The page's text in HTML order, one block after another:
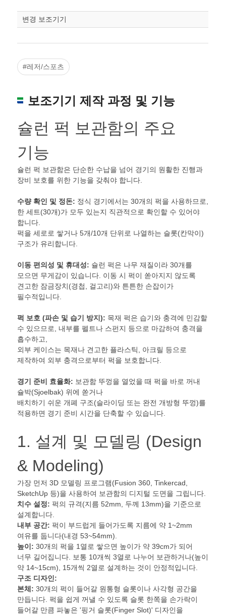
변경 보조기기
#레저/스포츠
보조기기 제작 과정 및 기능
슐런 퍽 보관함의 주요
기능
슐런 퍽 보관함은 단순한 수납을 넘어 경기의 원활한 진행과
장비 보호를 위한 기능을 갖춰야 합니다.
수량 확인 및 정돈: 정식 경기에서는 30개의 퍽을 사용하므로,
한 세트(30개)가 모두 있는지 직관적으로 확인할 수 있어야
합니다.
퍽을 세로로 쌓거나 5개/10개 단위로 나열하는 슬롯(칸막이)
구조가 유리합니다.
이동 편의성 및 휴대성: 슐런 퍽은 나무 재질이라 30개를
모으면 무게감이 있습니다. 이동 시 퍽이 쏟아지지 않도록
견고한 잠금장치(경첩, 걸고리)와 튼튼한 손잡이가
필수적입니다.​
퍽 보호 (파손 및 습기 방지): 목재 퍽은 습기와 충격에 민감할
수 있으므로, 내부를 펠트나 스펀지 등으로 마감하여 충격을
흡수하고,
외부 케이스는 목재나 견고한 플라스틱, 아크릴 등으로
제작하여 외부 충격으로부터 퍽을 보호합니다.
경기 준비 효율화: 보관함 뚜껑을 열었을 때 퍽을 바로 꺼내
슐박(Sjoelbak) 위에 쏟거나
배치하기 쉬운 개폐 구조(슬라이딩 또는 완전 개방형 뚜껑)를
적용하면 경기 준비 시간을 단축할 수 있습니다.​
1. 설계 및 모델링 (Design
& Modeling)
가장 먼저 3D 모델링 프로그램(Fusion 360, Tinkercad,
SketchUp 등)을 사용하여 보관함의 디지털 도면을 그립니다.
치수 설정: 퍽의 규격(지름 52mm, 두께 13mm)을 기준으로
설계합니다.
내부 공간: 퍽이 부드럽게 들어가도록 지름에 약 1~2mm
여유를 둡니다(내경 53~54mm).
높이: 30개의 퍽을 1열로 쌓으면 높이가 약 39cm가 되어
너무 길어집니다. 보통 10개씩 3열로 나누어 보관하거나(높이
약 14~15cm), 15개씩 2열로 설계하는 것이 안정적입니다.
구조 디자인:
본체: 30개의 퍽이 들어갈 원통형 슬롯이나 사각형 공간을
만듭니다. 퍽을 쉽게 꺼낼 수 있도록 슬롯 한쪽을 손가락이
들어갈 만큼 파놓은 '핑거 슬롯(Finger Slot)' 디자인을